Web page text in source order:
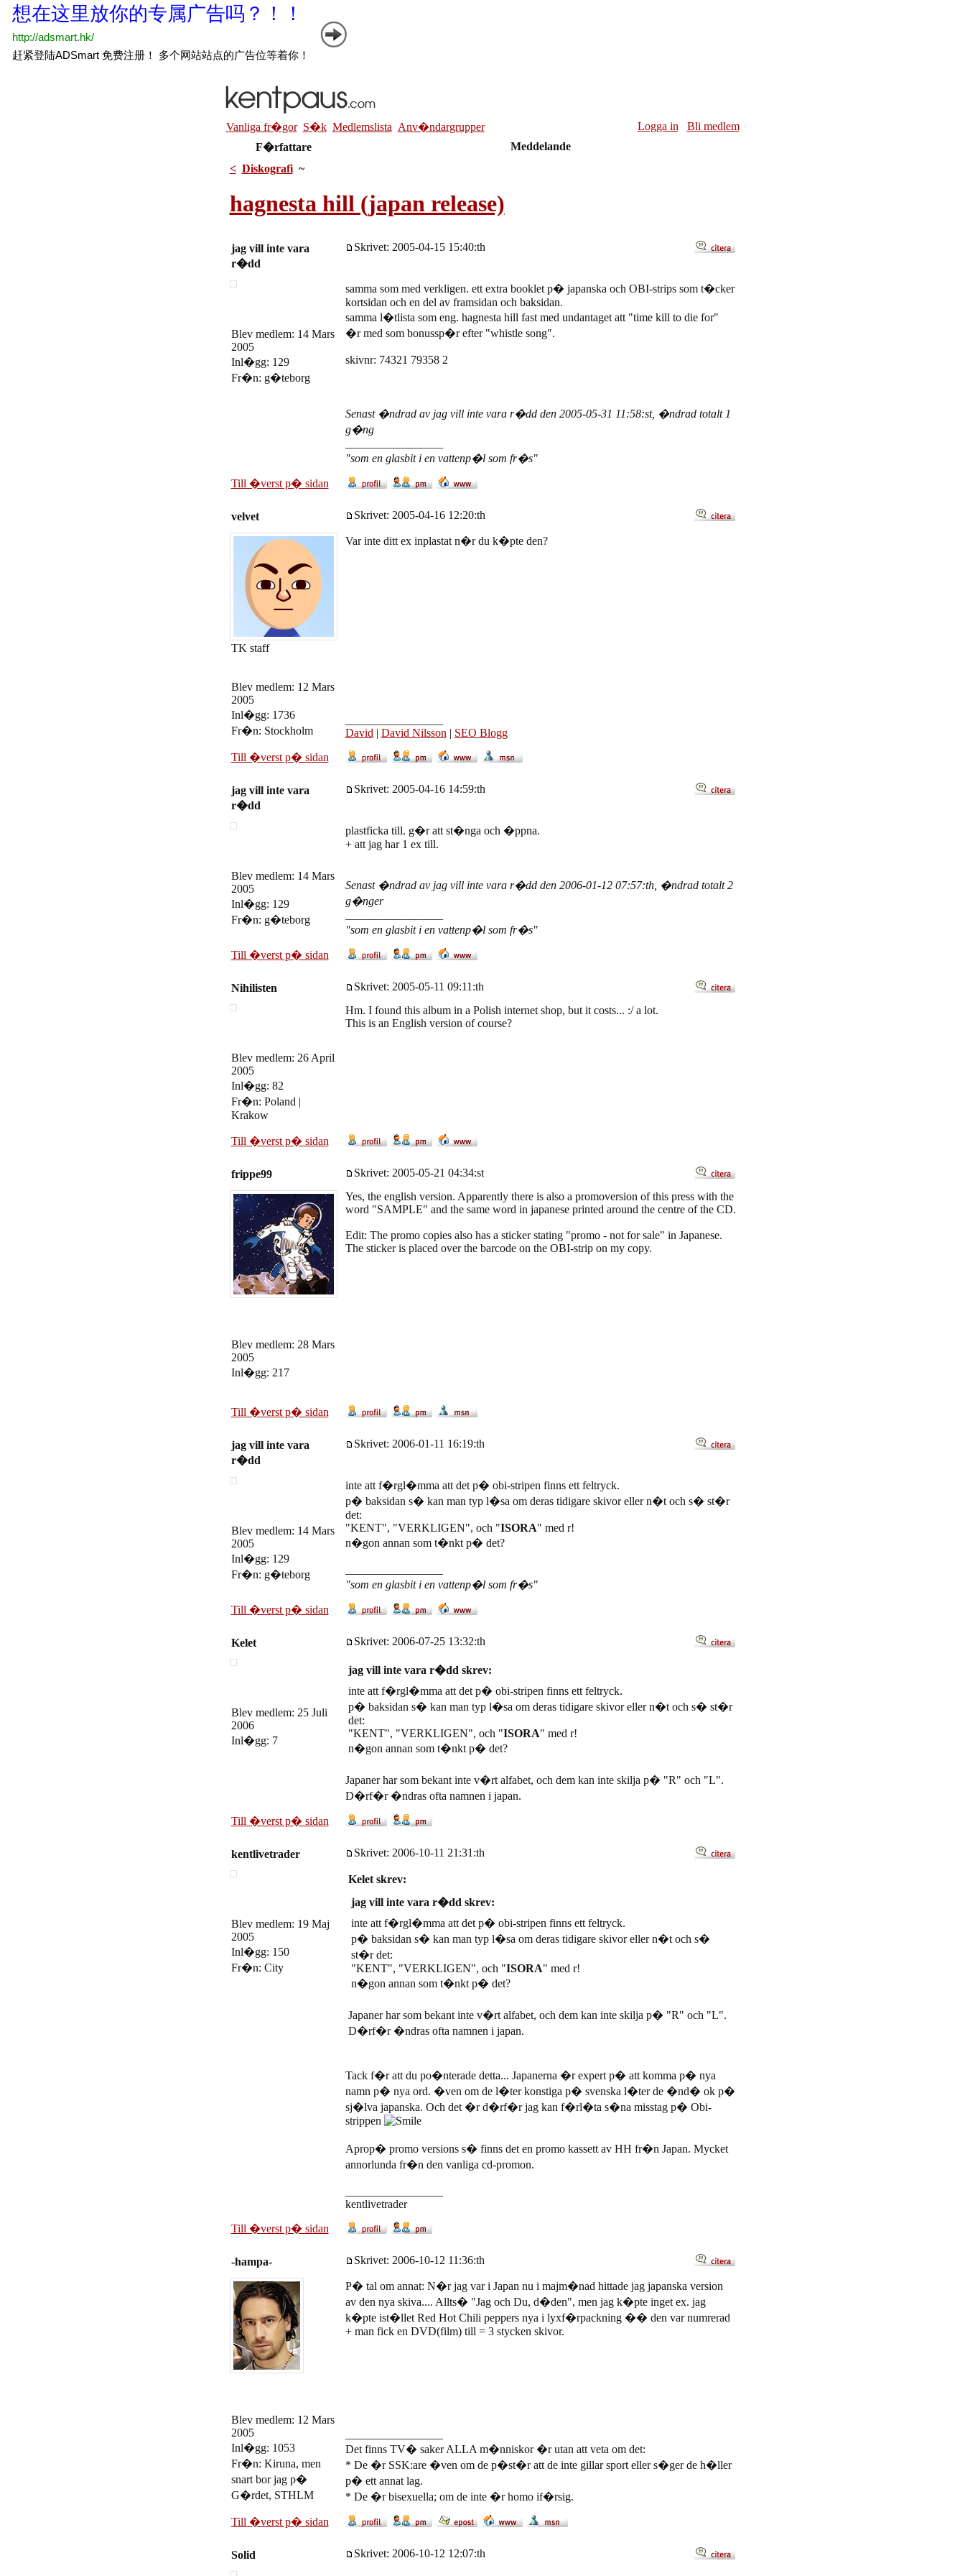
Vanliga fr�gor S�k Medlemslista Anv�ndargrupper Logga in
Bli medlem
F�rfattare
Meddelande
< Diskografi~
hagnesta hill (japan release)
jag vill inte vara
r�dd
Skrivet: 2005-04-15 15:40:th
Blev medlem: 14 Mars
2005
Inl�gg: 129
Fr�n: g�teborg
samma som med verkligen. ett extra booklet p� japanska och OBI-strips som t�cker
kortsidan och en del av framsidan och baksidan.
samma l�tlista som eng. hagnesta hill fast med undantaget att "time kill to die for"
�r med som bonussp�r efter "whistle song".
skivnr: 74321 79358 2
Senast �ndrad av jag vill inte vara r�dd den 2005-05-31 11:58:st, �ndrad totalt 1
g�ng
"som en glasbit i en vattenp�l som fr�s"
Till �verst p� sidan
velvet Skrivet: 2005-04-16 12:20:th
TK staff
Blev medlem: 12 Mars
2005
Inl�gg: 1736
Fr�n: Stockholm
Var inte ditt ex inplastat n�r du k�pte den?
David | David Nilsson | SEO Blogg
Till �verst p� sidan
jag vill inte vara
r�dd
Skrivet: 2005-04-16 14:59:th
Blev medlem: 14 Mars
2005
Inl�gg: 129
Fr�n: g�teborg
plastficka till. g�r att st�nga och �ppna.
+ att jag har 1 ex till.
Senast �ndrad av jag vill inte vara r�dd den 2006-01-12 07:57:th, �ndrad totalt 2
g�nger
"som en glasbit i en vattenp�l som fr�s"
Till �verst p� sidan
Nihilisten Skrivet: 2005-05-11 09:11:th
Blev medlem: 26 April
2005
Inl�gg: 82
Fr�n: Poland |
Krakow
Hm. I found this album in a Polish internet shop, but it costs... :/ a lot.
This is an English version of course?
Till �verst p� sidan
frippe99 Skrivet: 2005-05-21 04:34:st
Blev medlem: 28 Mars
2005
Inl�gg: 217
Yes, the english version. Apparently there is also a promoversion of this press with the
word "SAMPLE" and the same word in japanese printed around the centre of the CD.
Edit: The promo copies also has a sticker stating "promo - not for sale" in Japanese.
The sticker is placed over the barcode on the OBI-strip on my copy.
Till �verst p� sidan
jag vill inte vara
r�dd
Skrivet: 2006-01-11 16:19:th
Blev medlem: 14 Mars
2005
Inl�gg: 129
Fr�n: g�teborg
inte att f�rgl�mma att det p� obi-stripen finns ett feltryck.
p� baksidan s� kan man typ l�sa om deras tidigare skivor eller n�t och s� st�r
det:
"KENT", "VERKLIGEN", och "ISORA" med r!
n�gon annan som t�nkt p� det?
"som en glasbit i en vattenp�l som fr�s"
Till �verst p� sidan
Kelet Skrivet: 2006-07-25 13:32:th
Blev medlem: 25 Juli
2006
Inl�gg: 7
jag vill inte vara r�dd skrev:
inte att f�rgl�mma att det p� obi-stripen finns ett feltryck.
p� baksidan s� kan man typ l�sa om deras tidigare skivor eller n�t och s� st�r
det:
"KENT", "VERKLIGEN", och "ISORA" med r!
n�gon annan som t�nkt p� det?
Japaner har som bekant inte v�rt alfabet, och dem kan inte skilja p� "R" och "L".
D�rf�r �ndras ofta namnen i japan.
Till �verst p� sidan
kentlivetrader Skrivet: 2006-10-11 21:31:th
Blev medlem: 19 Maj
2005
Inl�gg: 150
Fr�n: City
Kelet skrev:
jag vill inte vara r�dd skrev:
inte att f�rgl�mma att det p� obi-stripen finns ett feltryck.
p� baksidan s� kan man typ l�sa om deras tidigare skivor eller n�t och s�
st�r det:
"KENT", "VERKLIGEN", och "ISORA" med r!
n�gon annan som t�nkt p� det?
Japaner har som bekant inte v�rt alfabet, och dem kan inte skilja p� "R" och "L".
D�rf�r �ndras ofta namnen i japan.
Tack f�r att du po�nterade detta... Japanerna �r expert p� att komma p� nya
namn p� nya ord. �ven om de l�ter konstiga p� svenska l�ter de �nd� ok p�
sj�lva japanska. Och det �r d�rf�r jag kan f�rl�ta s�na misstag p� Obi-
strippen
Aprop� promo versions s� finns det en promo kassett av HH fr�n Japan. Mycket
annorlunda fr�n den vanliga cd-promon.
kentlivetrader
Till �verst p� sidan
-hampa- Skrivet: 2006-10-12 11:36:th
Blev medlem: 12 Mars
2005
Inl�gg: 1053
Fr�n: Kiruna, men
snart bor jag p�
G�rdet, STHLM
P� tal om annat: N�r jag var i Japan nu i majm�nad hittade jag japanska version
av den nya skiva.... Allts� "Jag och Du, d�den", men jag k�pte inget ex. jag
k�pte ist�llet Red Hot Chili peppers nya i lyxf�rpackning �� den var numrerad
+ man fick en DVD(film) till = 3 stycken skivor.
Det finns TV� saker ALLA m�nniskor �r utan att veta om det:
* De �r SSK:are �ven om de p�st�r att de inte gillar sport eller s�ger de h�ller
p� ett annat lag.
* De �r bisexuella; om de inte �r homo if�rsig.
Till �verst p� sidan
Solid Skrivet: 2006-10-12 12:07:th